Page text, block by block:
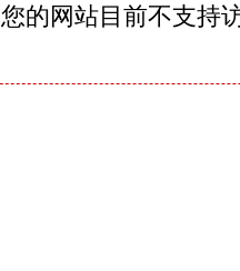
您的网站目前不支持